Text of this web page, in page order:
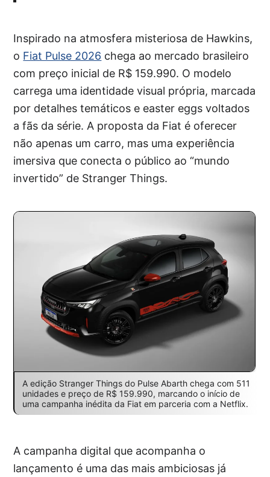
Inspirado na atmosfera misteriosa de Hawkins,
o Fiat Pulse 2026 chega ao mercado brasileiro
com preço inicial de R$ 159.990. O modelo
carrega uma identidade visual própria, marcada
por detalhes temáticos e easter eggs voltados
a fãs da série. A proposta da Fiat é oferecer
não apenas um carro, mas uma experiência
imersiva que conecta o público ao “mundo
invertido” de Stranger Things.
A edição Stranger Things do Pulse Abarth chega com 511
unidades e preço de R$ 159.990, marcando o início de
uma campanha inédita da Fiat em parceria com a Netflix.
A campanha digital que acompanha o
lançamento é uma das mais ambiciosas já